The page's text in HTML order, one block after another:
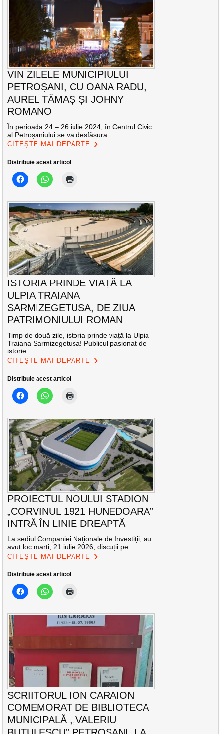
VIN ZILELE MUNICIPIULUI
PETROȘANI, CU OANA RADU,
AUREL TĂMAȘ ȘI JOHNY
ROMANO
În perioada 24 – 26 iulie 2024, în Centrul Civic
al Petroșaniului se va desfășura
CITEȘTE MAI DEPARTE
Distribuie acest articol
ISTORIA PRINDE VIAȚĂ LA
ULPIA TRAIANA
SARMIZEGETUSA, DE ZIUA
PATRIMONIULUI ROMAN
Timp de două zile, istoria prinde viață la Ulpia
Traiana Sarmizegetusa! Publicul pasionat de
istorie
CITEȘTE MAI DEPARTE
Distribuie acest articol
PROIECTUL NOULUI STADION
„CORVINUL 1921 HUNEDOARA”
INTRĂ ÎN LINIE DREAPTĂ
La sediul Companiei Naţionale de Investiţii, au
avut loc marți, 21 iulie 2026, discuții pe
CITEȘTE MAI DEPARTE
Distribuie acest articol
SCRIITORUL ION CARAION
COMEMORAT DE BIBLIOTECA
MUNICIPALĂ ,,VALERIU